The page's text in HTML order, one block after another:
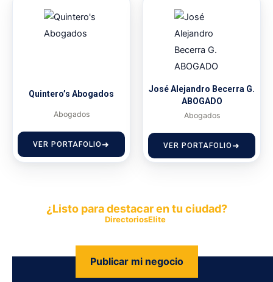
Quintero’s Abogados
Abogados
VER PORTAFOLIO
José Alejandro Becerra G.
ABOGADO
Abogados
VER PORTAFOLIO
¿Listo para destacar en tu ciudad?
DirectoriosElite
Publicar mi negocio